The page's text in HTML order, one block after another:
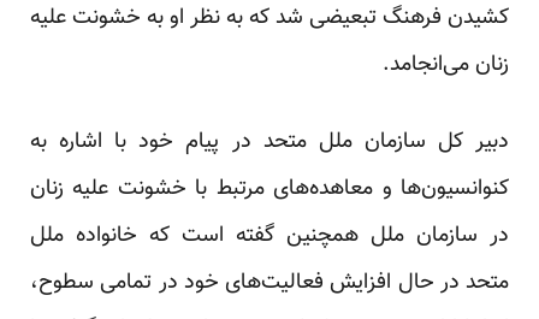
کشیدن فرهنگ تبعیضی شد که به نظر او به خشونت علیه
زنان می‌انجامد.
دبیر کل سازمان ملل متحد در پیام خود با اشاره به
کنوانسیون‌ها و معاهده‌های مرتبط با خشونت علیه زنان
در سازمان ملل همچنین گفته است که خانواده ملل
متحد در حال افزایش فعالیت‌های خود در تمامی سطوح،